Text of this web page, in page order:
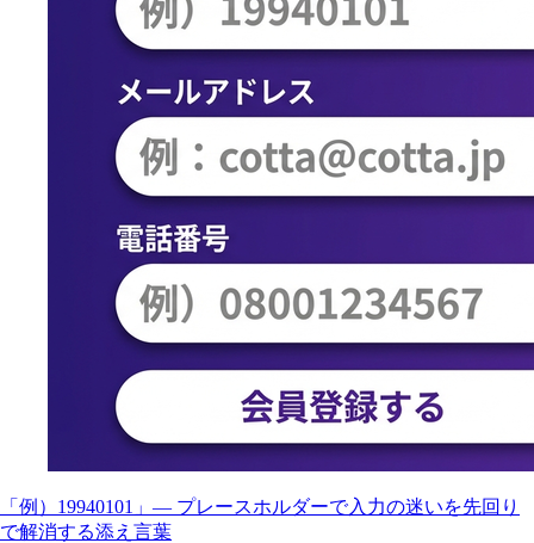
「例）19940101」— プレースホルダーで入力の迷いを先回り
で解消する添え言葉